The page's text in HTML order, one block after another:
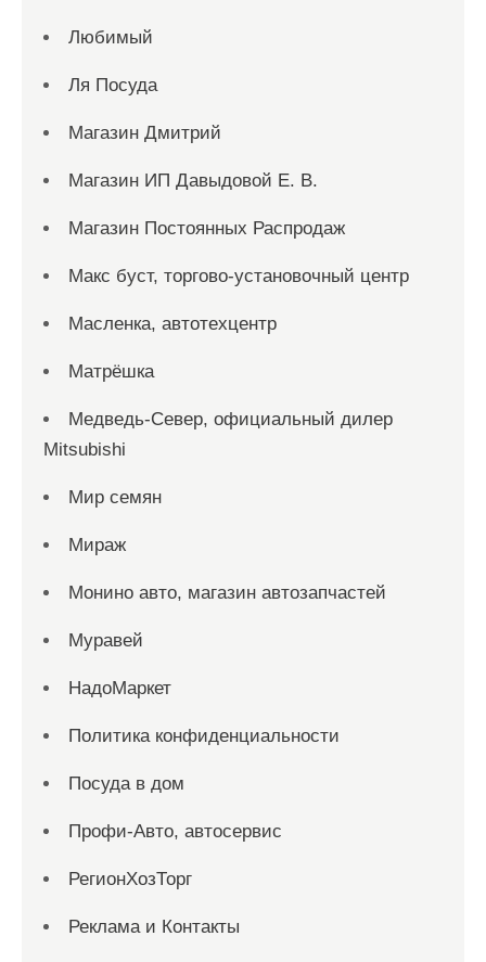
Любимый
Ля Посуда
Магазин Дмитрий
Магазин ИП Давыдовой Е. В.
Магазин Постоянных Распродаж
Макс буст, торгово-установочный центр
Масленка, автотехцентр
Матрёшка
Медведь-Север, официальный дилер
Mitsubishi
Мир семян
Мираж
Монино авто, магазин автозапчастей
Муравей
НадоМаркет
Политика конфиденциальности
Посуда в дом
Профи-Авто, автосервис
РегионХозТорг
Реклама и Контакты